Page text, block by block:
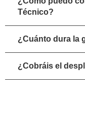
Técnico?
¿Cuánto dura la
¿Cobráis el